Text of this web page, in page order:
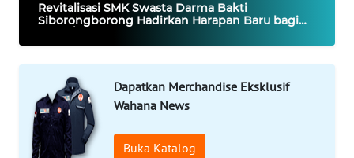
Revitalisasi SMK Swasta Darma Bakti
Siborongborong Hadirkan Harapan Baru bagi
Dapatkan Merchandise Eksklusif
Wahana News
Buka Katalog
INDEKS
KONTAK
KAMI